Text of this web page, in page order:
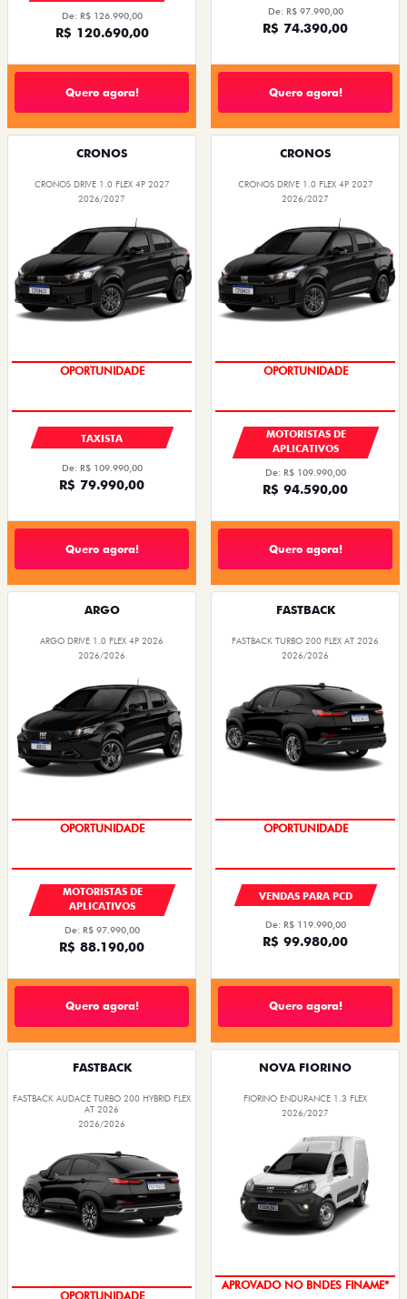
De: R$ 126.990,00
R$ 120.690,00
Quero agora!
De: R$ 97.990,00
R$ 74.390,00
Quero agora!
CRONOS
CRONOS DRIVE 1.0 FLEX 4P 2027
2026/2027
OPORTUNIDADE
TAXISTA
De: R$ 109.990,00
R$ 79.990,00
Quero agora!
CRONOS
CRONOS DRIVE 1.0 FLEX 4P 2027
2026/2027
OPORTUNIDADE
MOTORISTAS DE
APLICATIVOS
De: R$ 109.990,00
R$ 94.590,00
Quero agora!
ARGO
ARGO DRIVE 1.0 FLEX 4P 2026
2026/2026
OPORTUNIDADE
MOTORISTAS DE
APLICATIVOS
De: R$ 97.990,00
R$ 88.190,00
Quero agora!
FASTBACK
FASTBACK TURBO 200 FLEX AT 2026
2026/2026
OPORTUNIDADE
VENDAS PARA PCD
De: R$ 119.990,00
R$ 99.980,00
Quero agora!
FASTBACK
FASTBACK AUDACE TURBO 200 HYBRID FLEX
AT 2026
2026/2026
OPORTUNIDADE
NOVA FIORINO
FIORINO ENDURANCE 1.3 FLEX
2026/2027
APROVADO NO BNDES FINAME*